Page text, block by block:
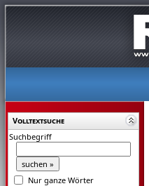
Volltextsuche
Suchbegriff
Nur ganze Wörter